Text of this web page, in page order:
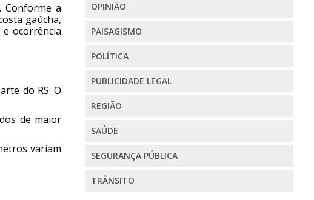
Conforme a
gaúcha,
ocorrência
do RS. O
de maior
variam
OPINIÃO
PAISAGISMO
POLÍTICA
PUBLICIDADE LEGAL
REGIÃO
SAÚDE
SEGURANÇA PÚBLICA
TRÂNSITO